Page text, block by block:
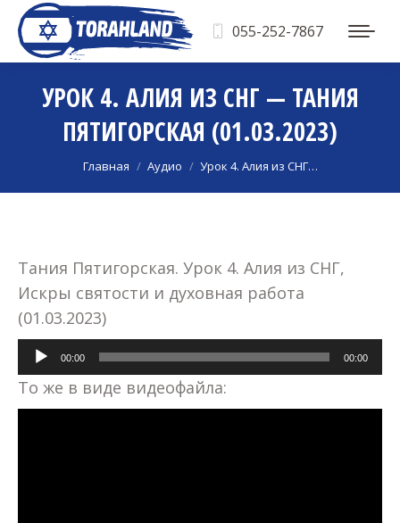
055-252-7867
УРОК 4. АЛИЯ ИЗ СНГ — ТАНИЯ
ПЯТИГОРСКАЯ (01.03.2023)
Вы здесь:
Главная Аудио Урок 4. Алия из СНГ…
Тания Пятигорская. Урок 4. Алия из СНГ,
Искры святости и духовная работа
(01.03.2023)
Аудиоплеер
00:00 00:00
То же в виде видеофайла: